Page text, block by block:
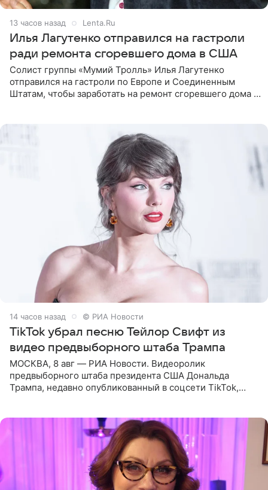
13 часов назад Lenta.Ru
Илья Лагутенко отправился на гастроли
ради ремонта сгоревшего дома в США
Солист группы «Мумий Тролль» Илья Лагутенко
отправился на гастроли по Европе и Соединенным
Штатам, чтобы заработать на ремонт сгоревшего дома в
14 часов назад © РИА Новости
TikTok убрал песню Тейлор Свифт из
видео предвыборного штаба Трампа
МОСКВА, 8 авг — РИА Новости. Видеоролик
предвыборного штаба президента США Дональда
Трампа, недавно опубликованный в соцсети TikTok,